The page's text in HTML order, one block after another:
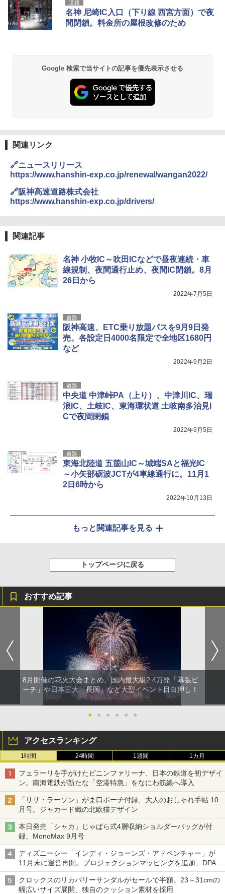
プテント 傘みたいに広げて畳める パッとサ
ッとサンシェード キューブ フルクローズ メ
ッシュ 簡単設置 ワンタッチテント キャンプ
PYKES PEAK (パイクスピーク) 着替えテン
ト プライバシー テント 【中が透けない】 1
人用 折りたたみ 防災グッズ 災害用トイレ ビ
ーチ ピクニック ポップアップテント 携帯 簡
易 トイレテント (ブラック)
ENDLESS BASE 《めざましテレビで紹介》
テント ワンタッチ RENEW 幅200 2-3人用 43
500002(88859)
￥5,999
簡単設置 ポップアップテント エクルベージ
ュ(BC仕様) PATC-150B(EB)
￥9,990
広げるだけ パッとサッとテント キューブワ
イド ブラックコーティング フルクローズ メ
ッシュ 4人用 簡単設置 ポップアップテント P
ATCW-150B エクルベージュ
ラソル ガーデン サイトシート付 折りたたみ
防水 UVカット 4段階高さ調整 軽量 収納袋付
き
BUNDOK(バンドック)ソロ ドーム 1 EX BDK
-08EX カーキ ソロキャンプ ポリエステル フ
レーム テント
￥14,800
￥2,980
ニューエラ New Era キャップ メッシュキャ
ティー男女兼用ユニセックス 夏用 日除けUV
ケア FREE
￥4,400
【日本企業販売】超強力クマ対策スプレー 30
0ml（連続噴射30秒）110ml（連続噴射15
秒）射程5～10m 安全ロック搭載 携帯収納袋
付き ヒグマ・イノシシ対策 自治体・教育機
関の購入実績 登山・キャンプ・アウトドア・
防災用品 長期保存可能 緊急時用 日本国内発
￥3,680
道路
名神 尼崎IC入口（下り線 西宮方面）で夜
間閉鎖。料金所の屋根改修のため
Google 検索で当サイトの記事を優先表示させる
関連リンク
🔗ニュースリリース
https://www.hanshin-exp.co.jp/renewal/wangan2022/
🔗阪神高速道路株式会社
https://www.hanshin-exp.co.jp/drivers/
関連記事
名神 小牧IC～吹田ICなどで昼夜連続・車
線規制、夜間通行止め、夜間IC閉鎖。8月
26日から
2022年7月5日
道路
阪神高速、ETC乗り放題パスを9月9日発
売。各設定日4000名限定で全地区1680円
など
2022年9月2日
道路
中央道 中津峠PA（上り）、中津川IC、瑞
浪IC、土岐IC、東海環状道 土岐南多治見I
Cで夜間閉鎖
2022年9月5日
道路
東海北陸道 五箇山IC～城端SAと福光IC
～小矢部砺波JCTが4車線通行に。11月1
2日6時から
2022年10月13日
もっと関連記事を見る
トップページに戻る
おすすめ記事
8月開催の花火大会まとめ。国内最大級2.4万発「幕張ビ
ーチ」や日本三大「長岡」など大型イベント目白押し！
● ● ● ● ● ●
アクセスランキング
1時間 24時間 1週間 1カ月
フェラーリを手がけたピニンファリーナ、日本の鉄道を初デザイ
ン。南海電鉄が新たな「空港特急」をなにわ筋線へ導入
「リサ・ラーソン」がま口ポーチ付録、大人のおしゃれ手帖 10
月号。ジャカード織の北欧猫デザイン
本日発売「シャカ」じゃばら式4層収納ショルダーバッグが付
録、MonoMax 9月号
ディズニーシー「インディ・ジョーンズ・アドベンチャー」が
11月末に運営再開。プロジェクションマッピングを追加、DPA
は1500円
クロックスのリカバリーサンダルがセールで半額。23～31cmの
幅広いサイズ展開、独自のクッション素材を採用